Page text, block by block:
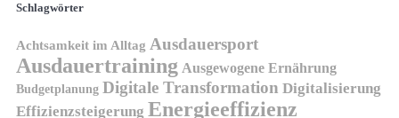
Schlagwörter
Achtsamkeit im Alltag Ausdauersport
Ausdauertraining Ausgewogene Ernährung
Budgetplanung Digitale Transformation Digitalisierung
Effizienzsteigerung Energieeffizienz